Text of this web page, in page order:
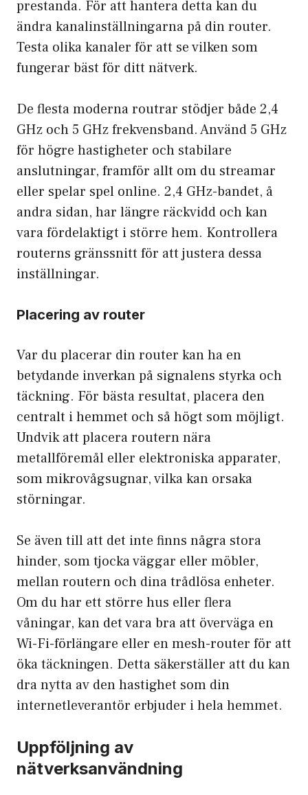
prestanda. För att hantera detta kan du
ändra kanalinställningarna på din router.
Testa olika kanaler för att se vilken som
fungerar bäst för ditt nätverk.
De flesta moderna routrar stödjer både 2,4
GHz och 5 GHz frekvensband. Använd 5 GHz
för högre hastigheter och stabilare
anslutningar, framför allt om du streamar
eller spelar spel online. 2,4 GHz-bandet, å
andra sidan, har längre räckvidd och kan
vara fördelaktigt i större hem. Kontrollera
routerns gränssnitt för att justera dessa
inställningar.
Placering av router
Var du placerar din router kan ha en
betydande inverkan på signalens styrka och
täckning. För bästa resultat, placera den
centralt i hemmet och så högt som möjligt.
Undvik att placera routern nära
metallföremål eller elektroniska apparater,
som mikrovågsugnar, vilka kan orsaka
störningar.
Se även till att det inte finns några stora
hinder, som tjocka väggar eller möbler,
mellan routern och dina trådlösa enheter.
Om du har ett större hus eller flera
våningar, kan det vara bra att överväga en
Wi-Fi-förlängare eller en mesh-router för att
öka täckningen. Detta säkerställer att du kan
dra nytta av den hastighet som din
internetleverantör erbjuder i hela hemmet.
Uppföljning av
nätverksanvändning